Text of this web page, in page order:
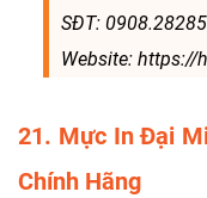
SĐT:
Website: https://
21. Mực In Đại
Chính Hãng